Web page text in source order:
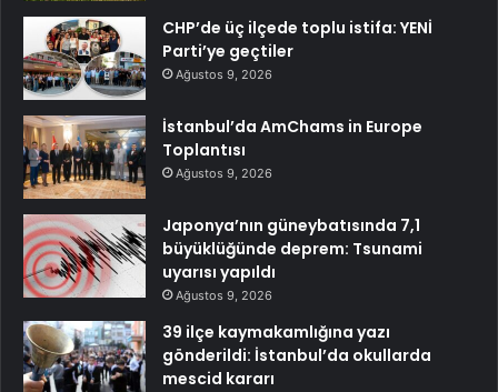
CHP’de üç ilçede toplu istifa: YENİ
Parti’ye geçtiler
Ağustos 9, 2026
İstanbul’da AmChams in Europe
Toplantısı
Ağustos 9, 2026
Japonya’nın güneybatısında 7,1
büyüklüğünde deprem: Tsunami
uyarısı yapıldı
Ağustos 9, 2026
39 ilçe kaymakamlığına yazı
gönderildi: İstanbul’da okullarda
mescid kararı